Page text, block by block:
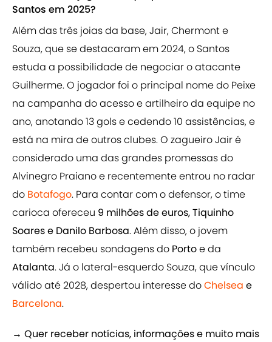
Santos em 2025?
Além das três joias da base, Jair, Chermont e
Souza, que se destacaram em 2024, o Santos
estuda a possibilidade de negociar o atacante
Guilherme. O jogador foi o principal nome do Peixe
na campanha do acesso e artilheiro da equipe no
ano, anotando 13 gols e cedendo 10 assistências, e
está na mira de outros clubes. O zagueiro Jair é
considerado uma das grandes promessas do
Alvinegro Praiano e recentemente entrou no radar
do Botafogo. Para contar com o defensor, o time
carioca ofereceu 9 milhões de euros, Tiquinho
Soares e Danilo Barbosa. Além disso, o jovem
também recebeu sondagens do Portoe da
Atalanta. Já o lateral-esquerdo Souza, que vínculo
válido até 2028, despertou interesse doChelsea e
Barcelona.
→ Quer receber notícias, informações e muito mais